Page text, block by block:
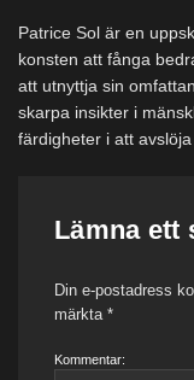
Patrice Sol är en
konsten att fånga
att utnyttja sin
skarpa insikter i
färdigheter i att
Lämna ett
Din e-postadress
märkta *
Kommentar: